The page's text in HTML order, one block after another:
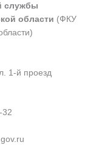
службы
области (ФКУ
1-й проезд
32